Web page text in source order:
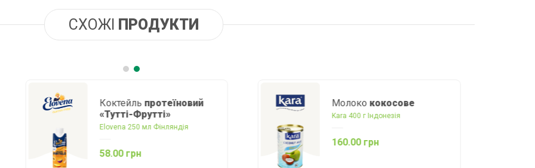
СХОЖІ ПРОДУКТИ
Молокококосове
Kara 400 г Індонезія
Кокосовий топпінг
Шоколадна помадка